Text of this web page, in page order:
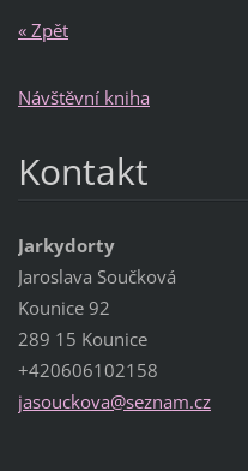
« Zpět
Návštěvní kniha
Kontakt
Jarkydorty
Jaroslava Součková
Kounice 92
289 15 Kounice
+420606102158
jasouckova@seznam.cz